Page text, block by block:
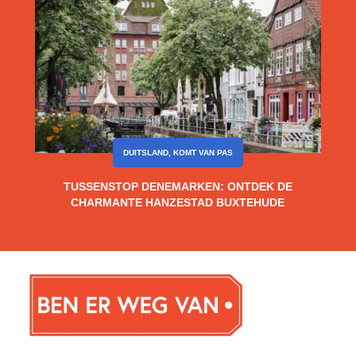
TUSSENSTOP DENEMARKEN: ONTDEK DE
CHARMANTE HANZESTAD BUXTEHUDE
DUITSLAND, KOMT VAN PAS